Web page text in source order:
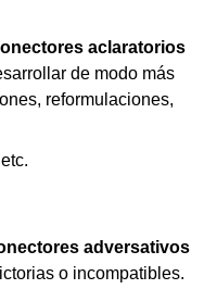
aclaratorios
de modo más
reformulaciones,
adversativos
o incompatibles.